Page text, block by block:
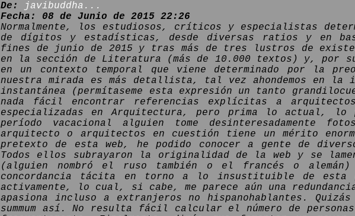
De:
javibuddha...
Fecha: 08 de Junio de 2015 22:26
Normalmente, los estudiosos, críticos y especialistas
de dígitos y estadísticas, desde diversas ratios y en
fines de junio de 2015 y tras más de tres lustros de
en la sección de Literatura (más de 10.000 textos) y, por
en un contexto temporal que viene determinado por la
nuestra mirada es más detallista, tal vez ahondemos en
instantánea (permítaseme esta expresión un tanto
nada fácil encontrar referencias explícitas a arquitectos
especializadas en Arquitectura, pero prima lo actual, lo
período vacacional alguien tome
arquitecto o arquitectos en cuestión tiene un mérito
pretexto de esta web, he podido conocer a gente de
Todos ellos subrayaron la originalidad de la web y se
(alguien nombró el ruso también o el francés o
concordancia tácita en torno a lo insustituible de esta
activamente, lo cual, si cabe, me parece aún una
apasiona incluso a extranjeros no hispanohablantes.
summum así. No resulta fácil calcular el número de